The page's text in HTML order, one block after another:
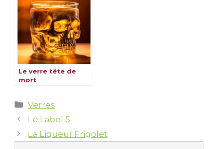
Le verre tête de
mort
Catégories
Verres
Le Label 5
La Liqueur Frigolet